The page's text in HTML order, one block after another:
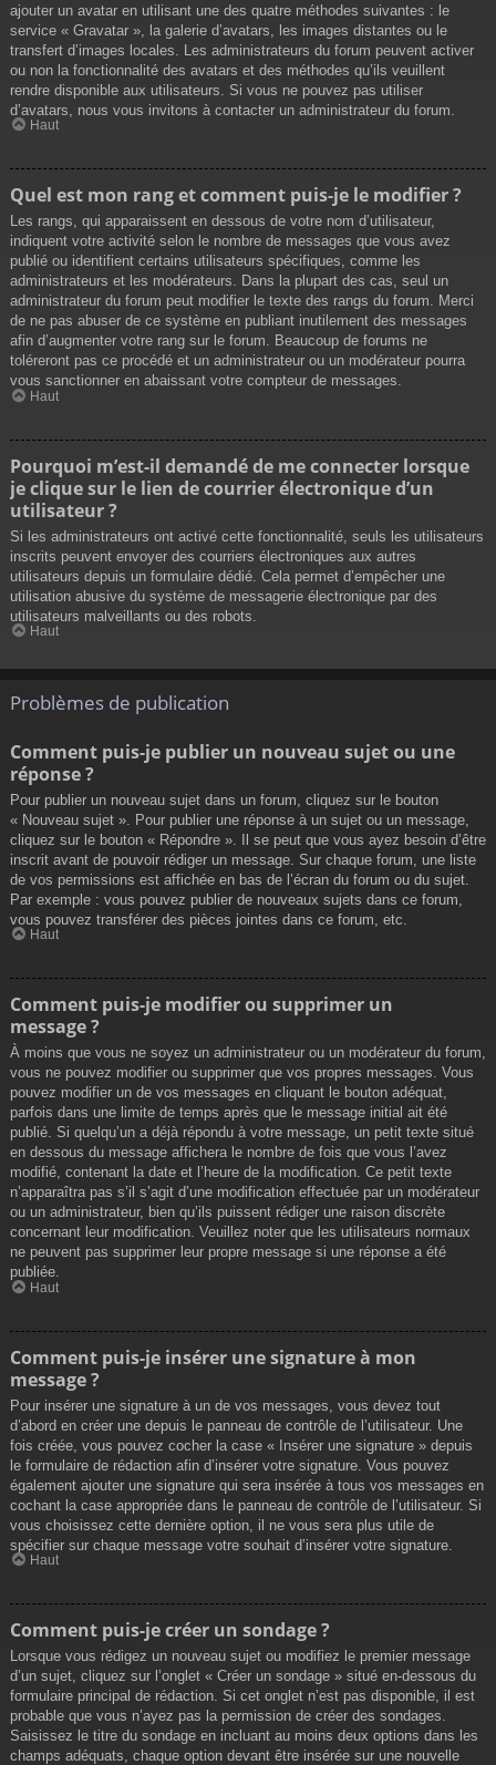
ajouter un avatar en utilisant une des quatre méthodes suivantes : le
service « Gravatar », la galerie d’avatars, les images distantes ou le
transfert d’images locales. Les administrateurs du forum peuvent activer
ou non la fonctionnalité des avatars et des méthodes qu’ils veuillent
rendre disponible aux utilisateurs. Si vous ne pouvez pas utiliser
d’avatars, nous vous invitons à contacter un administrateur du forum.
Haut
Quel est mon rang et comment puis-je le modifier ?
Les rangs, qui apparaissent en dessous de votre nom d’utilisateur,
indiquent votre activité selon le nombre de messages que vous avez
publié ou identifient certains utilisateurs spécifiques, comme les
administrateurs et les modérateurs. Dans la plupart des cas, seul un
administrateur du forum peut modifier le texte des rangs du forum. Merci
de ne pas abuser de ce système en publiant inutilement des messages
afin d’augmenter votre rang sur le forum. Beaucoup de forums ne
toléreront pas ce procédé et un administrateur ou un modérateur pourra
vous sanctionner en abaissant votre compteur de messages.
Haut
Pourquoi m’est-il demandé de me connecter lorsque
je clique sur le lien de courrier électronique d’un
utilisateur ?
Si les administrateurs ont activé cette fonctionnalité, seuls les utilisateurs
inscrits peuvent envoyer des courriers électroniques aux autres
utilisateurs depuis un formulaire dédié. Cela permet d’empêcher une
utilisation abusive du système de messagerie électronique par des
utilisateurs malveillants ou des robots.
Haut
Problèmes de publication
Comment puis-je publier un nouveau sujet ou une
réponse ?
Pour publier un nouveau sujet dans un forum, cliquez sur le bouton
« Nouveau sujet ». Pour publier une réponse à un sujet ou un message,
cliquez sur le bouton « Répondre ». Il se peut que vous ayez besoin d’être
inscrit avant de pouvoir rédiger un message. Sur chaque forum, une liste
de vos permissions est affichée en bas de l’écran du forum ou du sujet.
Par exemple : vous pouvez publier de nouveaux sujets dans ce forum,
vous pouvez transférer des pièces jointes dans ce forum, etc.
Haut
Comment puis-je modifier ou supprimer un
message ?
À moins que vous ne soyez un administrateur ou un modérateur du forum,
vous ne pouvez modifier ou supprimer que vos propres messages. Vous
pouvez modifier un de vos messages en cliquant le bouton adéquat,
parfois dans une limite de temps après que le message initial ait été
publié. Si quelqu’un a déjà répondu à votre message, un petit texte situé
en dessous du message affichera le nombre de fois que vous l’avez
modifié, contenant la date et l’heure de la modification. Ce petit texte
n’apparaîtra pas s’il s’agit d’une modification effectuée par un modérateur
ou un administrateur, bien qu’ils puissent rédiger une raison discrète
concernant leur modification. Veuillez noter que les utilisateurs normaux
ne peuvent pas supprimer leur propre message si une réponse a été
publiée.
Haut
Comment puis-je insérer une signature à mon
message ?
Pour insérer une signature à un de vos messages, vous devez tout
d’abord en créer une depuis le panneau de contrôle de l’utilisateur. Une
fois créée, vous pouvez cocher la case « Insérer une signature » depuis
le formulaire de rédaction afin d’insérer votre signature. Vous pouvez
également ajouter une signature qui sera insérée à tous vos messages en
cochant la case appropriée dans le panneau de contrôle de l’utilisateur. Si
vous choisissez cette dernière option, il ne vous sera plus utile de
spécifier sur chaque message votre souhait d’insérer votre signature.
Haut
Comment puis-je créer un sondage ?
Lorsque vous rédigez un nouveau sujet ou modifiez le premier message
d’un sujet, cliquez sur l’onglet « Créer un sondage » situé en-dessous du
formulaire principal de rédaction. Si cet onglet n’est pas disponible, il est
probable que vous n’ayez pas la permission de créer des sondages.
Saisissez le titre du sondage en incluant au moins deux options dans les
champs adéquats, chaque option devant être insérée sur une nouvelle